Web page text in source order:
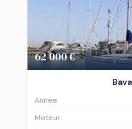
62 000 €
Annee
Moteur